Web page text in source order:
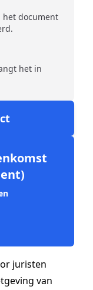
het document
het in
juristen
van